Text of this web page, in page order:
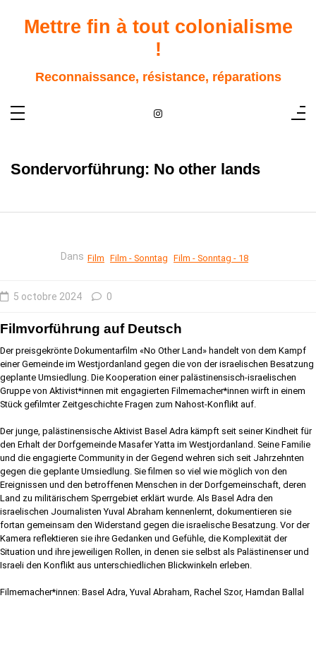
contenuMettre fin à tout colonialisme
!
Reconnaissance, résistance, réparations
Sondervorführung: No other lands
Dans Film Film - Sonntag Film - Sonntag - 18
5 octobre 2024 0
Filmvorführung auf Deutsch
Der preisgekrönte Dokumentarfilm «No Other Land» handelt von dem Kampf
einer Gemeinde im Westjordanland gegen die von der israelischen Besatzung
geplante Umsiedlung. Die Kooperation einer palästinensisch-israelischen
Gruppe von Aktivist*innen mit engagierten Filmemacher*innen wirft in einem
Stück gefilmter Zeitgeschichte Fragen zum Nahost-Konflikt auf.
Der junge, palästinensische Aktivist Basel Adra kämpft seit seiner Kindheit für
den Erhalt der Dorfgemeinde Masafer Yatta im Westjordanland. Seine Familie
und die engagierte Community in der Gegend wehren sich seit Jahrzehnten
gegen die geplante Umsiedlung. Sie filmen so viel wie möglich von den
Ereignissen und den betroffenen Menschen in der Dorfgemeinschaft, deren
Land zu militärischem Sperrgebiet erklärt wurde. Als Basel Adra den
israelischen Journalisten Yuval Abraham kennenlernt, dokumentieren sie
fortan gemeinsam den Widerstand gegen die israelische Besatzung. Vor der
Kamera reflektieren sie ihre Gedanken und Gefühle, die Komplexität der
Situation und ihre jeweiligen Rollen, in denen sie selbst als Palästinenser und
Israeli den Konflikt aus unterschiedlichen Blickwinkeln erleben.
Filmemacher*innen: Basel Adra, Yuval Abraham, Rachel Szor, Hamdan Ballal